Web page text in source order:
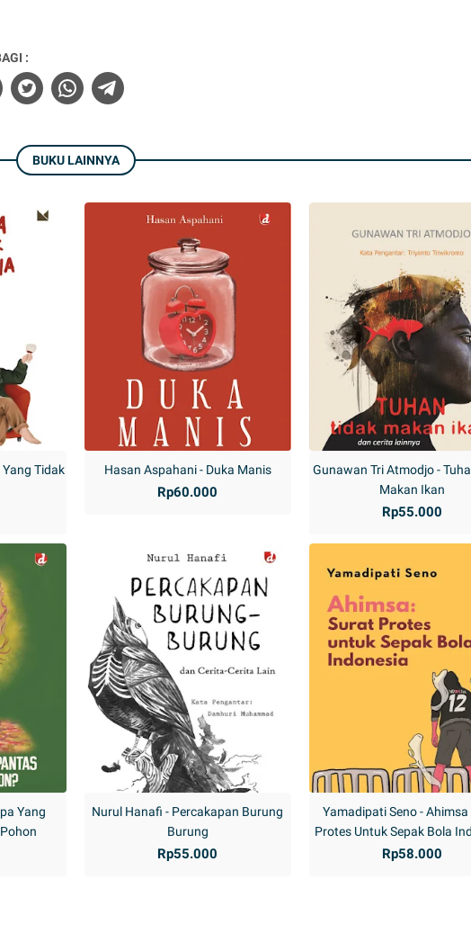
:
BUKU LAINNYA
Tidak
Hasan Aspahani - Duka Manis
Rp60.000
Gunawan Tri Atmodjo -
Makan Ikan
Rp55.000
Yang
Nurul Hanafi - Percakapan Burung
Burung
Rp55.000
Yamadipati Seno - Ahimsa
Protes Untuk Sepak Bola
Rp58.000